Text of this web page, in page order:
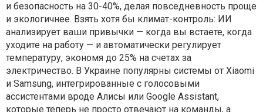
и безопасность на 30-40%, делая повседневность проще
и экологичнее. Взять хотя бы климат-контроль: ИИ
анализирует ваши привычки — когда вы встаете, когда
уходите на работу — и автоматически регулирует
температуру, экономя до 25% на счетах за
электричество. В Украине популярны системы от Xiaomi
и Samsung, интегрированные с голосовыми
ассистентами вроде Алисы или Google Assistant,
которые теперь не просто отвечают на команды, а